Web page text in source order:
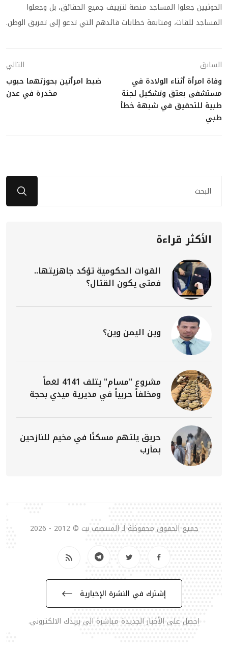
الحوثيين جعلوا المساجد منصة لتزييف جميع الحقائق، بل وجعلوا
المساجد للقات، ومتابعة خطابات قائدهم التي تدعو إلى تمزيق الوطن.
السابق
وفاة امرأة أثناء الولادة في
مستشفى بعتق وتشكيل لجنة
طبية للتحقيق في شبهة خطأ
طبي
التالي
ضبط امرأتين بحوزتهما حبوب
مخدرة في عدن
الأكثر قراءة
القوات الحكومية تؤكد جاهزيتها..
فمتى يكون القتال؟
وين اليمن وين؟
مشروع "مسام" يتلف 4141 لغماً
ومخلفاً حربياً في مديرية ميدي بحجة
حريق يلتهم مسكنًا في مخيم للنازحين
بمأرب
جميع الحقوق محفوظة لـ المنتصف نت © 2012 - 2026
إشترك في النشرة الإخبارية
احصل على الأخبار الجديدة مباشرة الى بريدك الالكتروني.